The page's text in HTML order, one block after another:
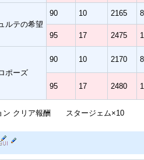
ルテの希望
90 10 2165
95 17 2475
ポーズ
90 10 2170
95 17 2480
ン クリア報酬 スタージェム×10